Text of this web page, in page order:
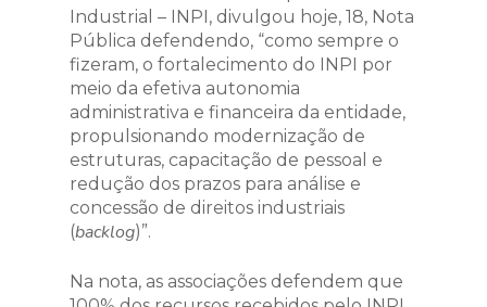
Industrial – INPI, divulgou hoje, 18, Nota
Pública defendendo, “como sempre o
fizeram, o fortalecimento do INPI por
meio da efetiva autonomia
administrativa e financeira da entidade,
propulsionando modernização de
estruturas, capacitação de pessoal e
redução dos prazos para análise e
concessão de direitos industriais
(backlog)”.
Na nota, as associações defendem que